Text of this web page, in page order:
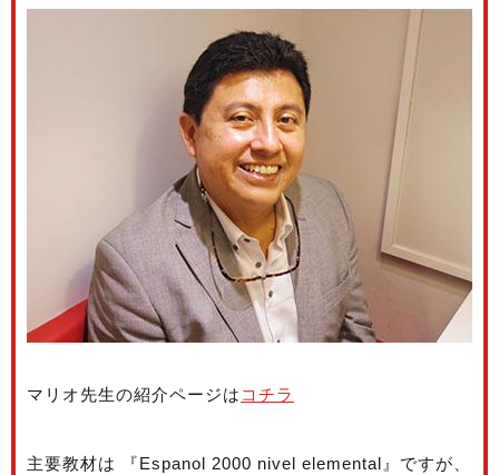
マリオ先生の紹介ページは コチラ
主要教材は 『Espanol 2000 nivel elemental』ですが、